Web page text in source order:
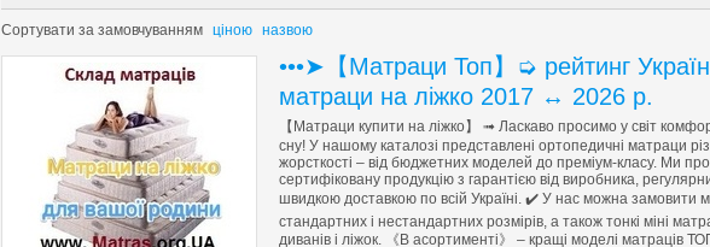
Сортувати за замовчуванням ціною назвою
•••➤【Матраци Топ】➭ рейтинг
матраци на ліжко 2017 ↔ 2026 р.
【Матраци купити на ліжко】 ➟ Ласкаво просимо у світ
сну! У нашому каталозі представлені ортопедичні матраци
жорсткості – від бюджетних моделей до преміум-класу. Ми
сертифіковану продукцію з гарантією від виробника,
швидкою доставкою по всій Україні. ✔️ У нас можна замовити
стандартних і нестандартних розмірів, а також тонкі міні
диванів і ліжок. 《В асортименті》 – кращі моделі матраців